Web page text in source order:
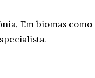
Em biomas como